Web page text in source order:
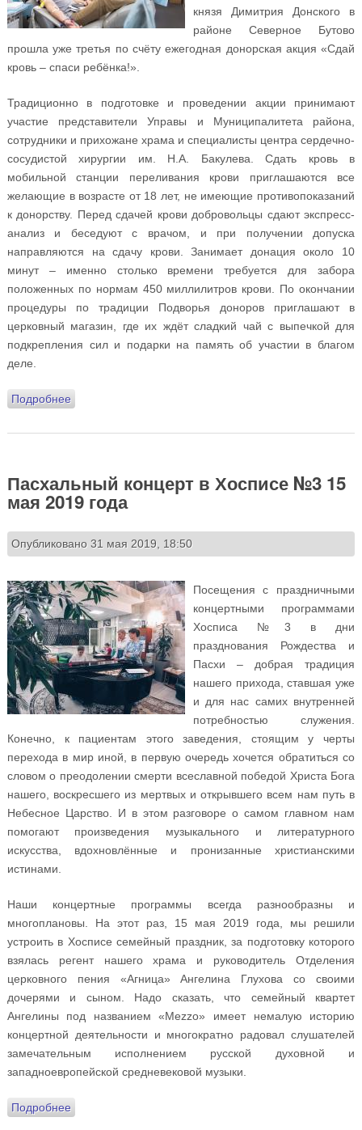
князя Димитрия Донского в
районе Северное Бутово
прошла уже третья по счёту ежегодная донорская акция «Сдай
кровь – спаси ребёнка!».
Традиционно в подготовке и проведении акции принимают
участие представители Управы и Муниципалитета района,
сотрудники и прихожане храма и специалисты центра сердечно-
сосудистой хирургии им. Н.А. Бакулева. Сдать кровь в
мобильной станции переливания крови приглашаются все
желающие в возрасте от 18 лет, не имеющие противопоказаний
к донорству. Перед сдачей крови добровольцы сдают экспресс-
анализ и беседуют с врачом, и при получении допуска
направляются на сдачу крови. Занимает донация около 10
минут – именно столько времени требуется для забора
положенных по нормам 450 миллилитров крови. По окончании
процедуры по традиции Подворья доноров приглашают в
церковный магазин, где их ждёт сладкий чай с выпечкой для
подкрепления сил и подарки на память об участии в благом
деле.
Подробнеео «Сдай кровь – спаси ребёнка!»: на Подворье
Пасхальный концерт в Хосписе №3 15
мая 2019 года
Опубликовано 31 мая 2019, 18:50
Посещения с праздничными
концертными программами
Хосписа №3 в дни
празднования Рождества и
Пасхи – добрая традиция
нашего прихода, ставшая уже
и для нас самих внутренней
потребностью служения.
Конечно, к пациентам этого заведения, стоящим у черты
перехода в мир иной, в первую очередь хочется обратиться со
словом о преодолении смерти всеславной победой Христа Бога
нашего, воскресшего из мертвых и открывшего всем нам путь в
Небесное Царство. И в этом разговоре о самом главном нам
помогают произведения музыкального и литературного
искусства, вдохновлённые и пронизанные христианскими
истинами.
Наши концертные программы всегда разнообразны и
многоплановы. На этот раз, 15 мая 2019 года, мы решили
устроить в Хосписе семейный праздник, за подготовку которого
взялась регент нашего храма и руководитель Отделения
церковного пения «Агница» Ангелина Глухова со своими
дочерями и сыном. Надо сказать, что семейный квартет
Ангелины под названием «Mezzo» имеет немалую историю
концертной деятельности и многократно радовал слушателей
замечательным исполнением русской духовной и
западноевропейской средневековой музыки.
Подробнеео Пасхальный концерт в Хосписе №3 15 мая 2019